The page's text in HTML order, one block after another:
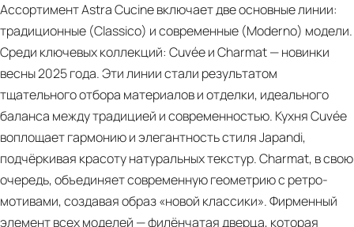
PDF
Book
Ассортимент Astra Cucine включает две основные линии:
традиционные (Classico) и современные (Moderno) модели.
Среди ключевых коллекций: Cuvée и Charmat — новинки
весны 2025 года. Эти линии стали результатом
тщательного отбора материалов и отделки, идеального
баланса между традицией и современностью. Кухня Cuvée
воплощает гармонию и элегантность стиля Japandi,
подчёркивая красоту натуральных текстур. Charmat, в свою
очередь, объединяет современную геометрию с ретро-
мотивами, создавая образ «новой классики». Фирменный
элемент всех моделей — филёнчатая дверца, которая